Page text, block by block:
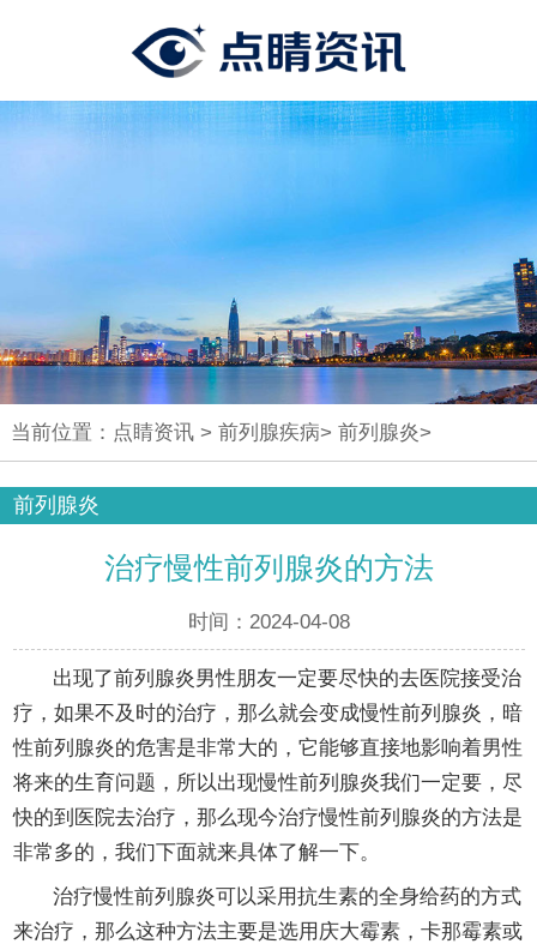
当前位置： 点睛资讯> 前列腺疾病> 前列腺炎>
前列腺炎
治疗慢性前列腺炎的方法
时间：2024-04-08
出现了前列腺炎男性朋友一定要尽快的去医院接受治
疗，如果不及时的治疗，那么就会变成慢性前列腺炎，暗
性前列腺炎的危害是非常大的，它能够直接地影响着男性
将来的生育问题，所以出现慢性前列腺炎我们一定要，尽
快的到医院去治疗，那么现今治疗慢性前列腺炎的方法是
非常多的，我们下面就来具体了解一下。
治疗慢性前列腺炎可以采用抗生素的全身给药的方式
来治疗，那么这种方法主要是选用庆大霉素，卡那霉素或